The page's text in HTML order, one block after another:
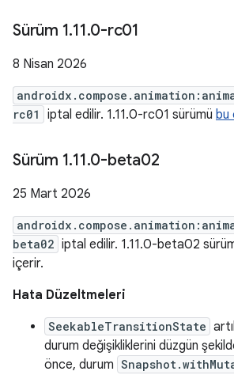
Sürüm 1.11.0-rc01
8 Nisan 2026
rc01
iptal edilir. 1.11.0-rc01 sürümü bu
Sürüm 1.11.0-beta02
25 Mart 2026
beta02 iptal edilir. 1.11.0-beta02
içerir.
Hata Düzeltmeleri
SeekableTransitionState
durum değişikliklerini düzgün
önce, durum